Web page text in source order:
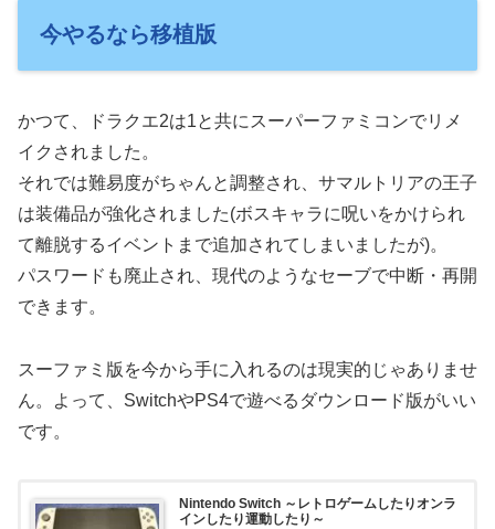
今やるなら移植版
かつて、ドラクエ2は1と共にスーパーファミコンでリメ
イクされました。
それでは難易度がちゃんと調整され、サマルトリアの王子
は装備品が強化されました(ボスキャラに呪いをかけられ
て離脱するイベントまで追加されてしまいましたが)。
パスワードも廃止され、現代のようなセーブで中断・再開
できます。
スーファミ版を今から手に入れるのは現実的じゃありませ
ん。よって、SwitchやPS4で遊べるダウンロード版がいい
です。
Nintendo Switch ～レトロゲームしたりオンラ
インしたり運動したり～